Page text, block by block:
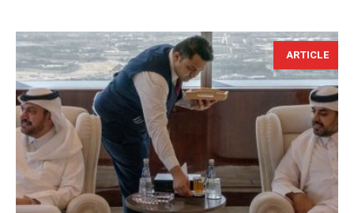
ARTICLE